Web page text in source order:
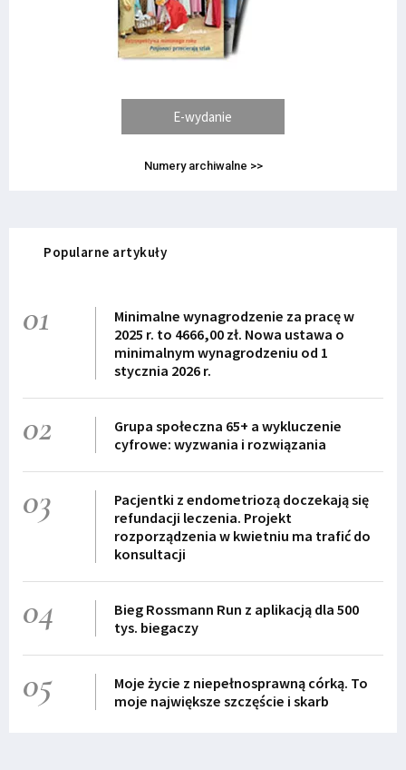
E-wydanie
Numery archiwalne >>
Popularne artykuły
01
Minimalne wynagrodzenie za pracę w
2025 r. to 4666,00 zł. Nowa ustawa o
minimalnym wynagrodzeniu od 1
stycznia 2026 r.
02
Grupa społeczna 65+ a wykluczenie
cyfrowe: wyzwania i rozwiązania
03
Pacjentki z endometriozą doczekają się
refundacji leczenia. Projekt
rozporządzenia w kwietniu ma trafić do
konsultacji
04
Bieg Rossmann Run z aplikacją dla 500
tys. biegaczy
05
Moje życie z niepełnosprawną córką. To
moje największe szczęście i skarb